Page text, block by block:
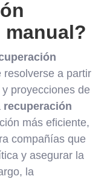
resolverse a partir
proyecciones de
recuperación
más eficiente,
compañías que
y asegurar la
la